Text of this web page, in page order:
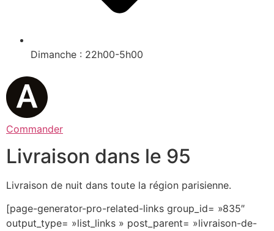
Dimanche : 22h00-5h00
Commander
Livraison dans le 95
Livraison de nuit dans toute la région parisienne.
[page-generator-pro-related-links group_id= »835″
output_type= »list_links » post_parent= »livraison-de-